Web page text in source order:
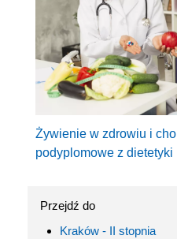
Żywienie w zdrowiu i
podyplomowe z
Przejdź do
Kraków - II stopnia